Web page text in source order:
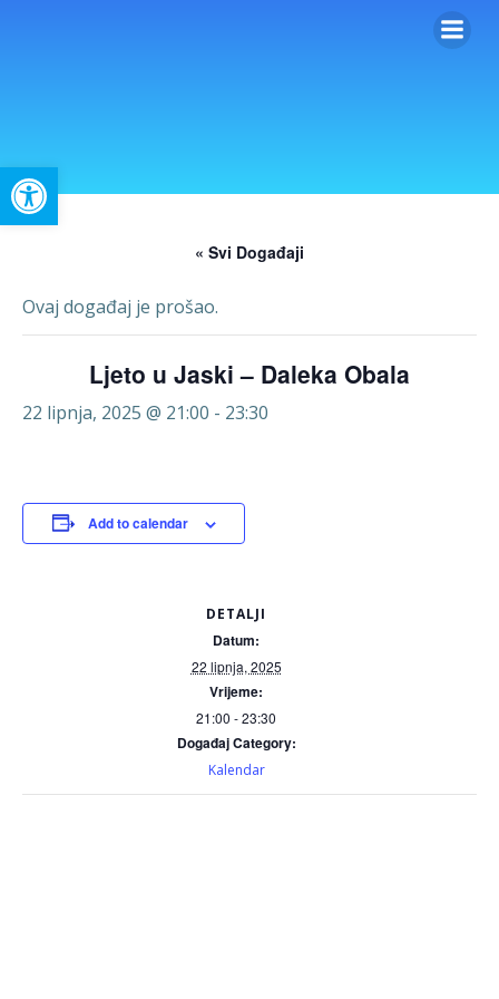
« Svi Događaji
Ovaj događaj je prošao.
Ljeto u Jaski – Daleka Obala
22 lipnja, 2025 @ 21:00 - 23:30
Add to calendar
DETALJI
Datum:
22 lipnja, 2025
Vrijeme:
21:00 - 23:30
Događaj Category:
Kalendar
Open toolbar